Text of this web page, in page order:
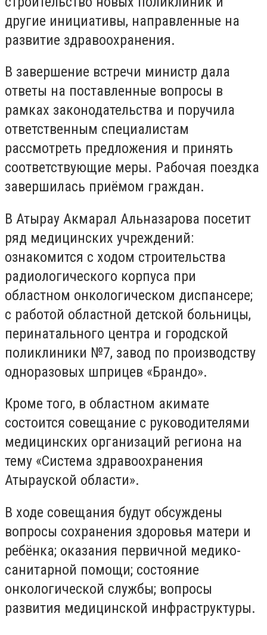
другие инициативы, направленные на
развитие здравоохранения.
В завершение встречи министр дала
ответы на поставленные вопросы в
рамках законодательства и поручила
ответственным специалистам
рассмотреть предложения и принять
соответствующие меры. Рабочая поездка
завершилась приёмом граждан.
В Атырау Акмарал Альназарова посетит
ряд медицинских учреждений:
ознакомится с ходом строительства
радиологического корпуса при
областном онкологическом диспансере;
с работой областной детской больницы,
перинатального центра и городской
поликлиники №7, завод по производству
одноразовых шприцев «Брандо».
Кроме того, в областном акимате
состоится совещание с руководителями
медицинских организаций региона на
тему «Система здравоохранения
Атырауской области».
В ходе совещания будут обсуждены
вопросы сохранения здоровья матери и
ребёнка; оказания первичной медико-
санитарной помощи; состояние
онкологической службы; вопросы
развития медицинской инфраструктуры.